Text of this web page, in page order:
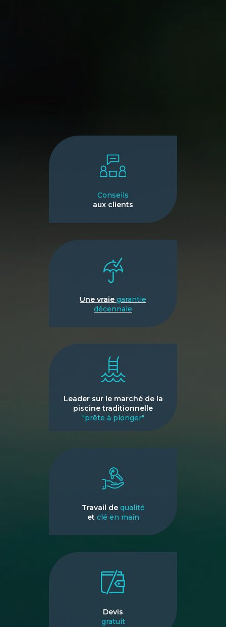
Conseils
aux clients
Une vraie garantie
décennale
Leader sur le marché de la
piscine traditionnelle
"prête à plonger"
Travail de qualité
et clé en main
Devis
gratuit